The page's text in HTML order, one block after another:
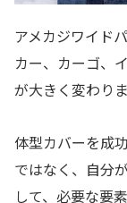
アメカジワイド
カー、カーゴ、
が大きく変わりま
体型カバーを成
ではなく、自分
して、必要な要